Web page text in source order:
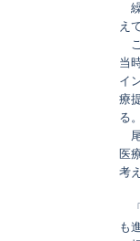
繰
え
こ
当
イ
療
る
尾
医
考
「
も